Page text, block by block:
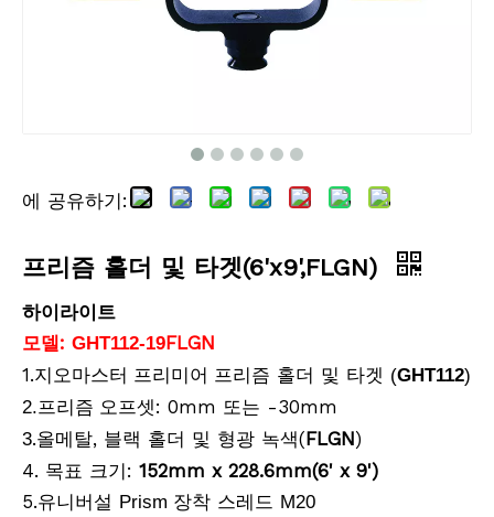
텔레스코픽 연장 폴(1.2m)
에 공유하기:
프리즘 홀더 및 타겟(6'x9',FLGN)
하이라이트
모델: GHT112-19FLGN
1.지오마스터 프리미어 프리즘 홀더 및 타겟 (GHT112)
2.프리즘 오프셋: 0mm 또는 -30mm
3.올메탈, 블랙 홀더 및 형광 녹색(FLGN)
4. 목표 크기: 152mm x 228.6mm(6' x 9')
5.유니버설 Prism 장착 스레드 M20